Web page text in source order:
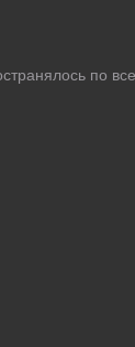
по